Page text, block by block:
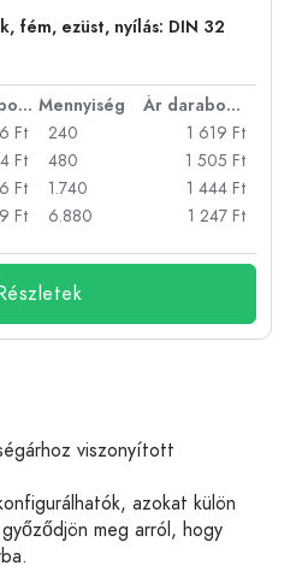
fém, ezüst, nyílás: DIN 32
Ár darabonként Mennyiség
Ár darabonként
Ft
Ft
Ft
Ft
240
1 619 Ft
480
1 505 Ft
1.740
1 444 Ft
6.880
1 247 Ft
viszonyított
azokat külön
meg arról, hogy